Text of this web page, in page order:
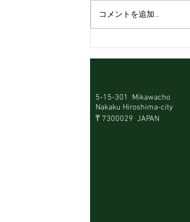
Happy birthday Roots🎂
コメントを追加…
5-15-301 Mikawacho
Nakaku Hiroshima-city
​₸ 7300029 JAPAN